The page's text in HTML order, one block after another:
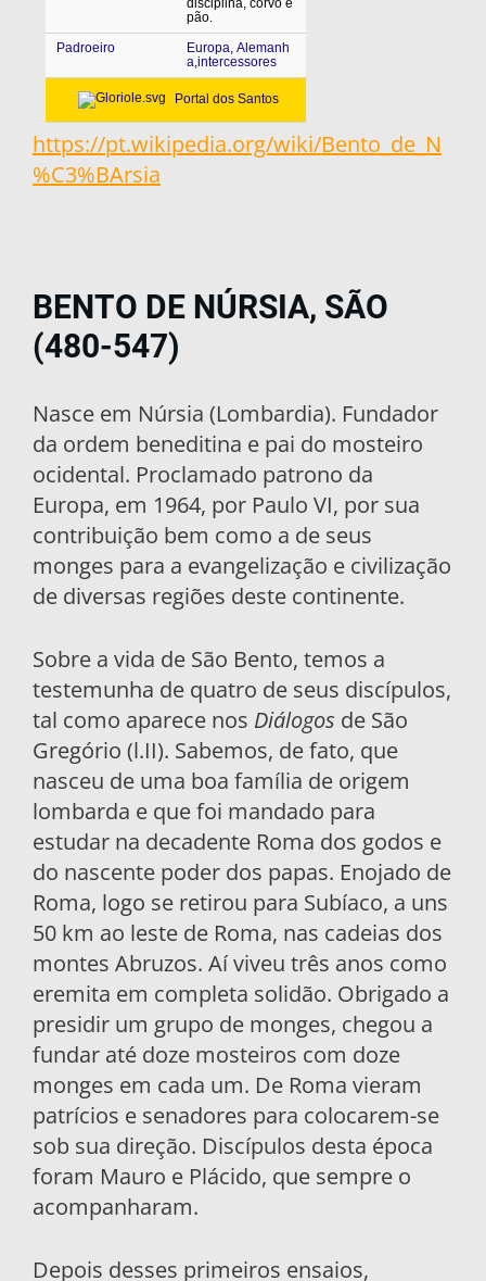
disciplina, corvo e
pão.
Padroeiro
Europa, Alemanh
a,intercessores
Portal dos Santos
https://pt.wikipedia.org/wiki/Bento_de_N
%C3%BArsia
BENTO DE NÚRSIA, SÃO
(480-547)
Nasce em Núrsia (Lombardia). Fundador
da ordem beneditina e pai do mosteiro
ocidental. Proclamado patrono da
Europa, em 1964, por Paulo VI, por sua
contribuição bem como a de seus
monges para a evangelização e civilização
de diversas regiões deste continente.
Sobre a vida de São Bento, temos a
testemu­nha de quatro de seus discípulos,
tal como apare­ce nos Diálogos de São
Gregório (l.II). Sabemos, de fato, que
nasceu de uma boa família de origem
lombarda e que foi mandado para
estudar na de­cadente Roma dos godos e
do nascente poder dos papas. Enojado de
Roma, logo se retirou para Subíaco, a uns
50 km ao leste de Roma, nas ca­deias dos
montes Abruzos. Aí viveu três anos como
eremita em completa solidão. Obrigado a
presidir um grupo de monges, chegou a
fundar até doze mosteiros com doze
monges em cada um. De Roma vieram
patrícios e senadores para colocarem-se
sob sua direção. Discípulos desta época
foram Mauro e Plácido, que sempre o
acom­panharam.
Depois desses primeiros ensaios,